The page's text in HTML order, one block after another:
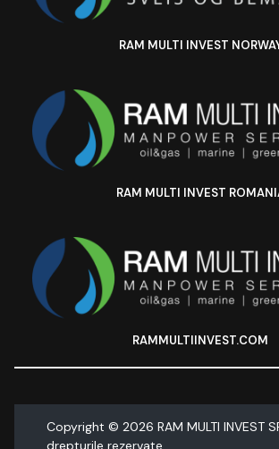
RAM MULTI INVEST
RAM MULTI INVEST
RAMMULTIINVEST.COM
Copyright © 2026 RAM MULTI INVEST
drepturile rezervate.